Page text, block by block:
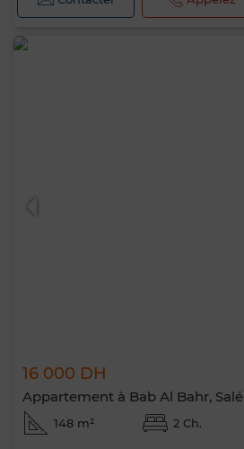
16 000 DH
Appartement à Bab Al Bahr, Salé
148 m² 2 Ch.